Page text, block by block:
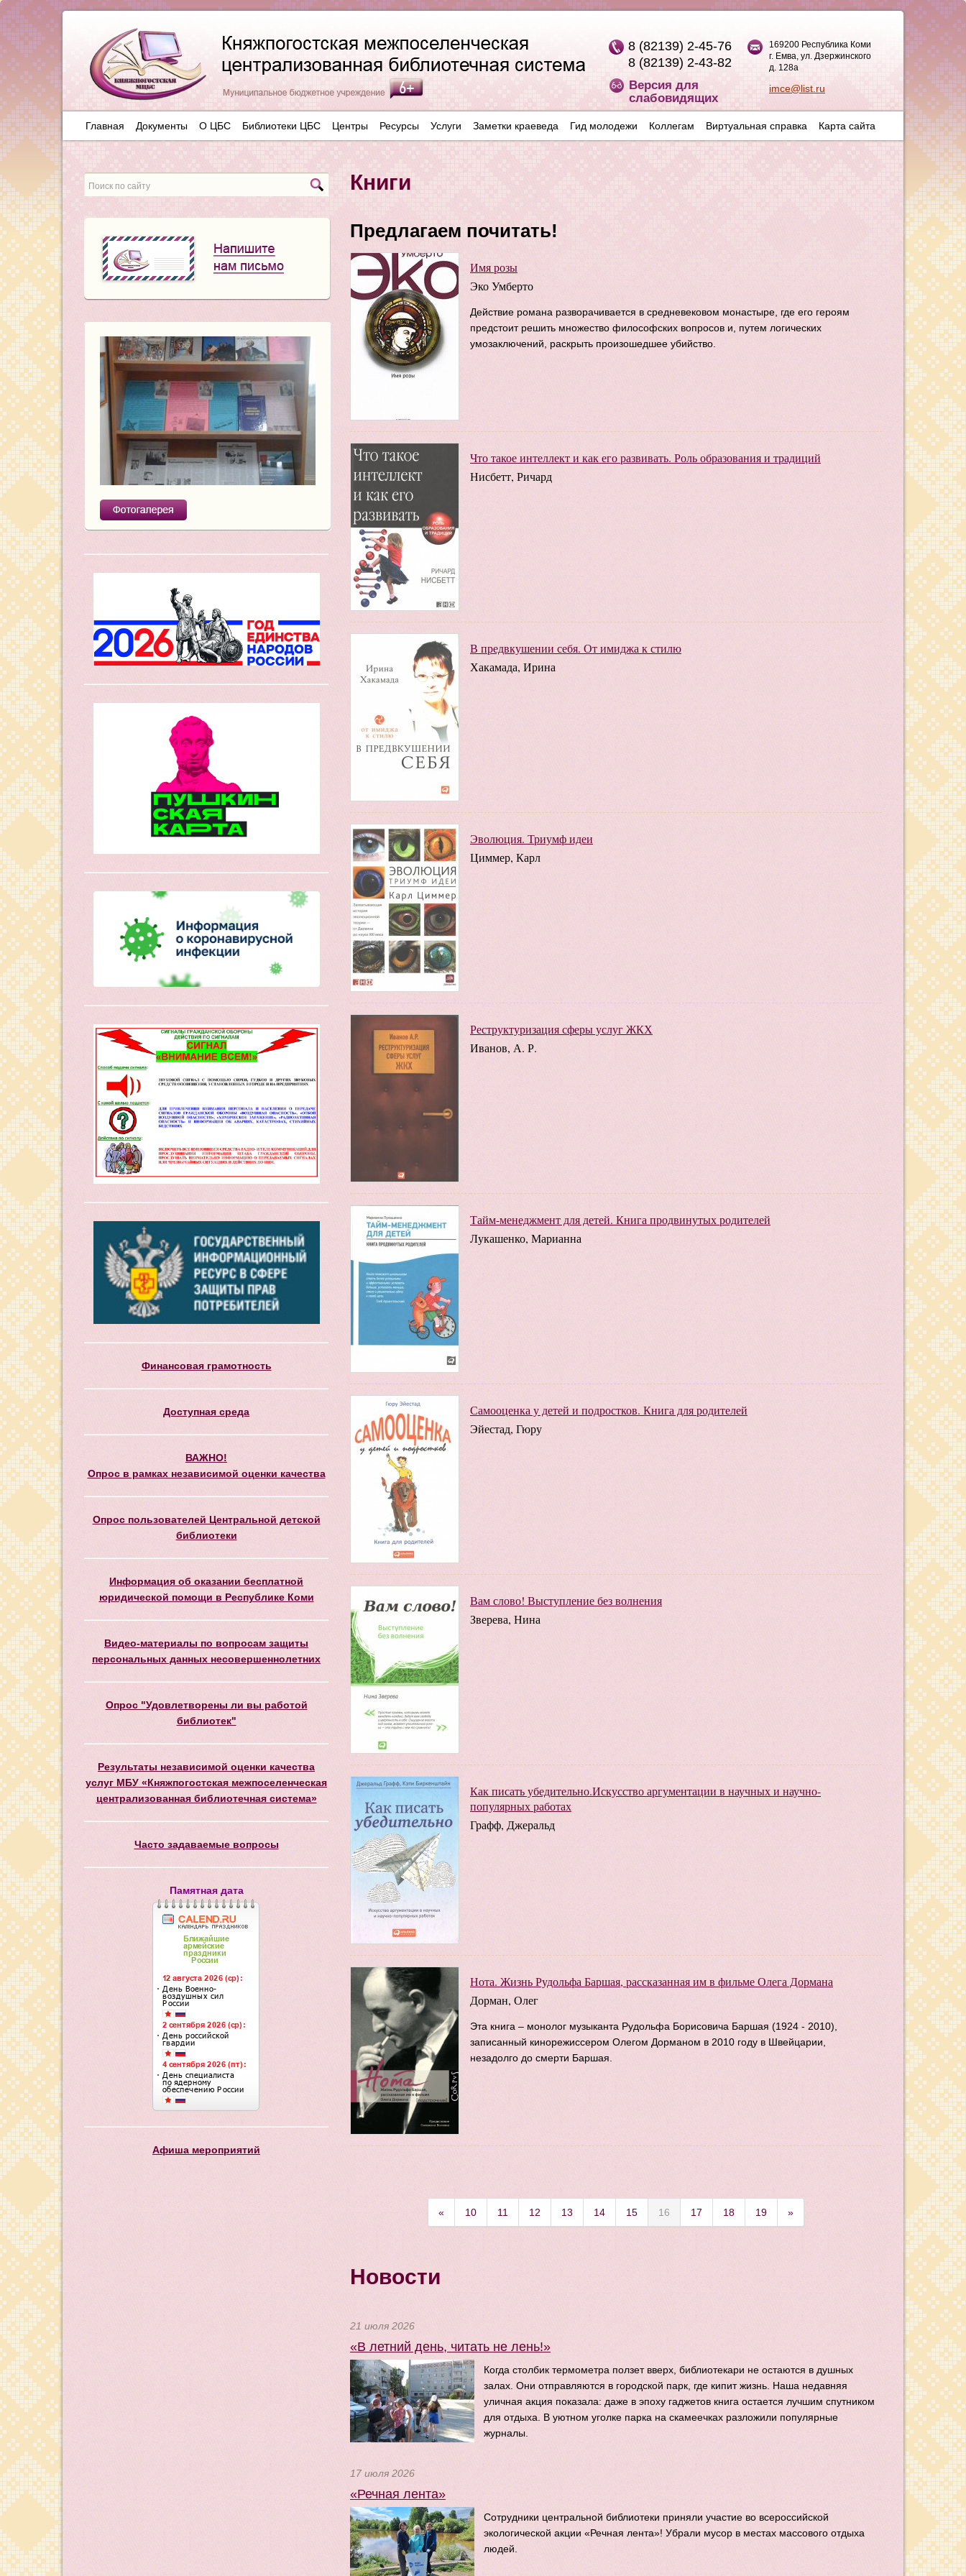
169200 Республика Коми
г. Емва, ул. Дзержинского
д. 128а
imce@list.ru
8 (82139) 2-45-76
8 (82139) 2-43-82
Версия для
слабовидящих
Главная Документы О ЦБС Библиотеки ЦБС Центры Ресурсы Услуги Заметки краеведа Гид молодежи Коллегам Виртуальная справка Карта сайта
Финансовая грамотность
Доступная среда
ВАЖНО!
Опрос в рамках независимой оценки качества
Опрос пользователей Центральной детской
библиотеки
Информация об оказании бесплатной
юридической помощи в Республике Коми
Видео-материалы по вопросам защиты
персональных данных несовершеннолетних
Опрос "Удовлетворены ли вы работой
библиотек"
Результаты независимой оценки качества
услуг МБУ «Княжпогостская межпоселенческая
централизованная библиотечная система»
Часто задаваемые вопросы
Памятная дата
Афиша мероприятий
Книги
Предлагаем почитать!
Имя розы
Эко Умберто
Действие романа разворачивается в средневековом монастыре, где его героям
предстоит решить множество философских вопросов и, путем логических
умозаключений, раскрыть произошедшее убийство.
Что такое интеллект и как его развивать. Роль образования и традиций
Нисбетт, Ричард
В предвкушении себя. От имиджа к стилю
Хакамада, Ирина
Эволюция. Триумф идеи
Циммер, Карл
Реструктуризация сферы услуг ЖКХ
Иванов, А. Р.
Тайм-менеджмент для детей. Книга продвинутых родителей
Лукашенко, Марианна
Самооценка у детей и подростков. Книга для родителей
Эйестад, Гюру
Вам слово! Выступление без волнения
Зверева, Нина
Как писать убедительно.Искусство аргументации в научных и научно-
популярных работах
Графф, Джеральд
Нота. Жизнь Рудольфа Баршая, рассказанная им в фильме Олега Дормана
Дорман, Олег
Эта книга – монолог музыканта Рудольфа Борисовича Баршая (1924 - 2010),
записанный кинорежиссером Олегом Дорманом в 2010 году в Швейцарии,
незадолго до смерти Баршая.
« 10 11 12 13 14 15 16 17 18 19 »
Новости
21 июля 2026
«В летний день, читать не лень!»
Когда столбик термометра ползет вверх, библиотекари не остаются в душных
залах. Они отправляются в городской парк, где кипит жизнь. Наша недавняя
уличная акция показала: даже в эпоху гаджетов книга остается лучшим спутником
для отдыха. В уютном уголке парка на скамеечках разложили популярные
журналы.
17 июля 2026
«Речная лента»
Сотрудники центральной библиотеки приняли участие во всероссийской
экологической акции «Речная лента»! Убрали мусор в местах массового отдыха
людей.